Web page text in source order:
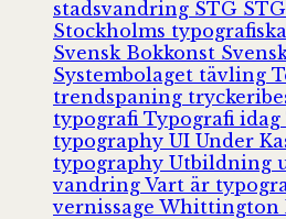
stadsvandring STG
Stockholms
Svensk Bokkonst
Systembolaget tävling
trendspaning
typografi Typografi idag
typography UI Under
typography Utbildning
vandring Vart är
vernissage Whittington